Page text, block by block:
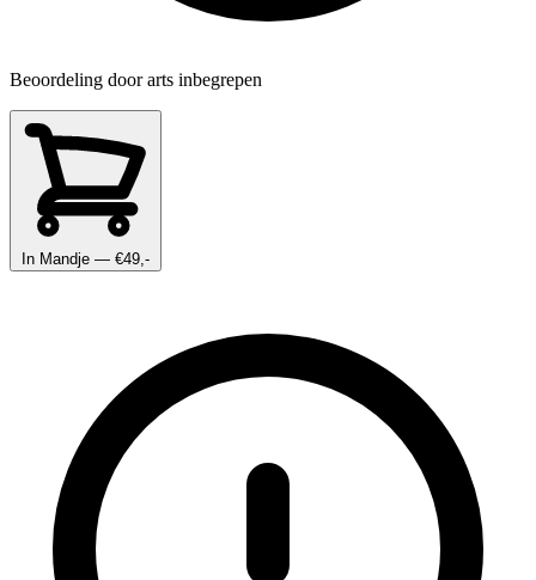
Beoordeling door arts inbegrepen
In Mandje — €49,-